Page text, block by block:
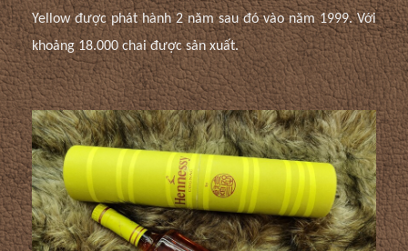
Yellow được phát hành 2 năm sau đó vào năm 1999. Với
khoảng 18.000 chai được sản xuất.